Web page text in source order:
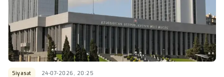
Siyasət 24-07-2026, 20:25